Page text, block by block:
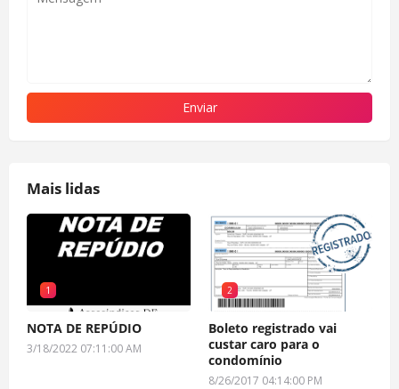
Mais lidas
1
NOTA DE REPÚDIO
3/18/2022 07:11:00 AM
2
Boleto registrado vai
custar caro para o
condomínio
8/26/2017 04:14:00 PM